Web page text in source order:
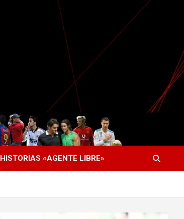
HISTORIAS «AGENTE LIBRE»